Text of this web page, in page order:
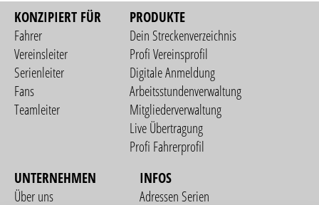
KONZIPIERT FÜR
Fahrer
Vereinsleiter
Serienleiter
Fans
Teamleiter
PRODUKTE
Dein Streckenverzeichnis
Profi Vereinsprofil
Digitale Anmeldung
Arbeitsstundenverwaltung
Mitgliederverwaltung
Live Übertragung
Profi Fahrerprofil
UNTERNEHMEN
Über uns
INFOS
Adressen Serien